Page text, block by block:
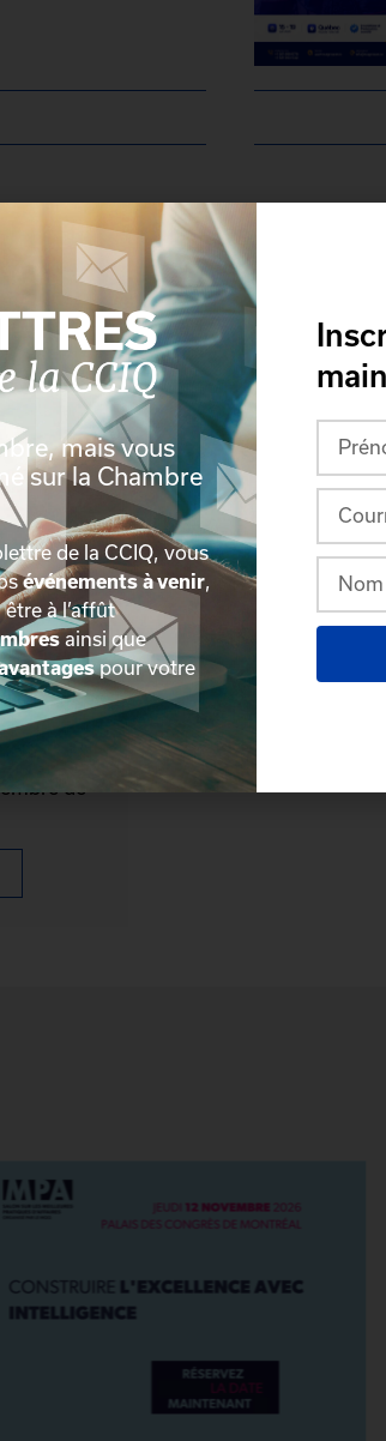
de
mais vous
sur la Chambre
de la CCIQ, vous
événements à venir
être à l’affût
ainsi que
pour votre